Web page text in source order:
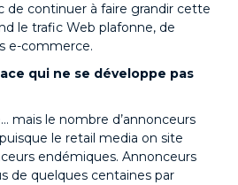
de continuer à faire grandir cette
le trafic Web plafonne, de
e-commerce.
qui ne se développe pas
mais le nombre d’annonceurs
le retail media on site
endémiques. Annonceurs
de quelques centaines par